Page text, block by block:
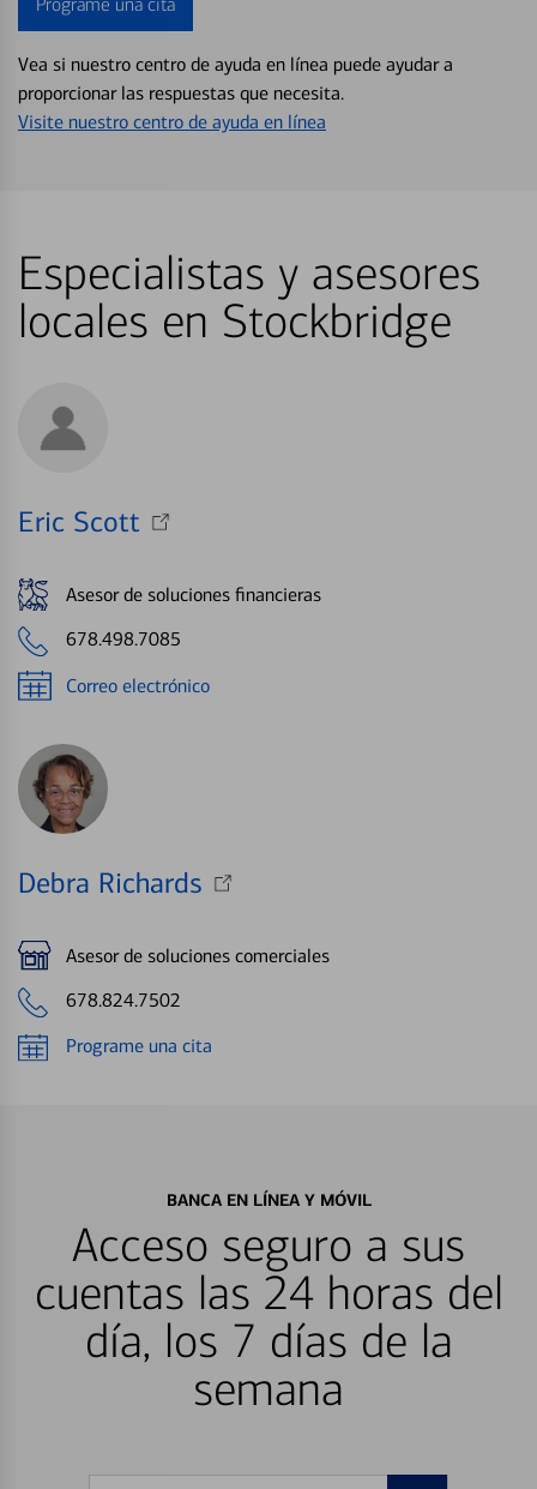
Programe una cita
Vea si nuestro centro de ayuda en línea puede ayudar a
proporcionar las respuestas que necesita.
Visite nuestro centro de ayuda en línea
Especialistas y asesores
locales en Stockbridge
Eric Scott
Asesor de soluciones financieras
678.498.7085
Correo electrónico
Debra Richards
Asesor de soluciones comerciales
678.824.7502
Programe una cita
BANCA EN LÍNEA Y MÓVIL
Acceso seguro a sus
cuentas las 24 horas del
día, los 7 días de la
semana